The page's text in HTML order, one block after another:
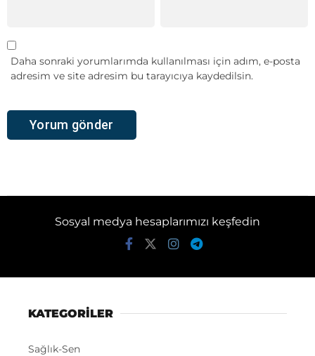
Daha sonraki yorumlarımda kullanılması için adım, e-posta
adresim ve site adresim bu tarayıcıya kaydedilsin.
Sosyal medya hesaplarımızı keşfedin
KATEGORİLER
Sağlık-Sen